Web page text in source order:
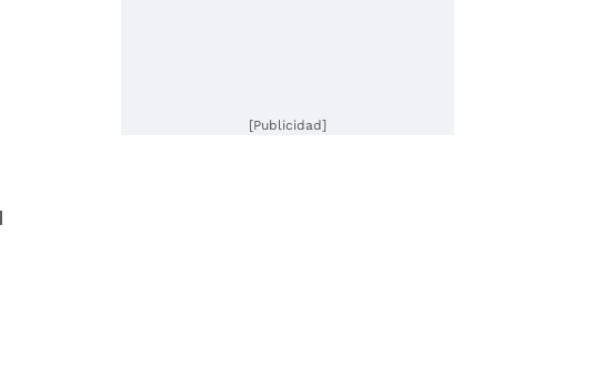
[Publicidad]